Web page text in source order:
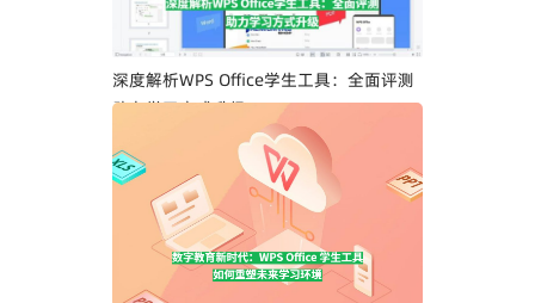
深度解析WPS Office学生工具：全面评测
助力学习方式升级